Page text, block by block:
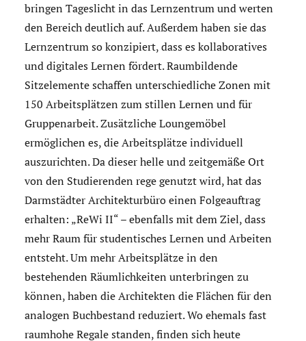
bringen Tageslicht in das Lernzentrum und werten
den Bereich deutlich auf. Außerdem haben sie das
Lernzentrum so konzipiert, dass es kollaboratives
und digitales Lernen fördert. Raumbildende
Sitzelemente schaffen unterschiedliche Zonen mit
150 Arbeitsplätzen zum stillen Lernen und für
Gruppenarbeit. Zusätzliche Loungemöbel
ermöglichen es, die Arbeitsplätze individuell
auszurichten. Da dieser helle und zeitgemäße Ort
von den Studierenden rege genutzt wird, hat das
Darmstädter Architekturbüro einen Folgeauftrag
erhalten: „ReWi II“ – ebenfalls mit dem Ziel, dass
mehr Raum für studentisches Lernen und Arbeiten
entsteht. Um mehr Arbeitsplätze in den
bestehenden Räumlichkeiten unterbringen zu
können, haben die Architekten die Flächen für den
analogen Buchbestand reduziert. Wo ehemals fast
raumhohe Regale standen, finden sich heute